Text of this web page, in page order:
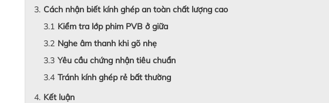
Cách nhận biết kính ghép an toàn chất lượng cao
Kiểm tra lớp phim PVB ở giữa
Nghe âm thanh khi gõ nhẹ
Yêu cầu chứng nhận tiêu chuẩn
Tránh kính ghép rẻ bất thường
Kết luận